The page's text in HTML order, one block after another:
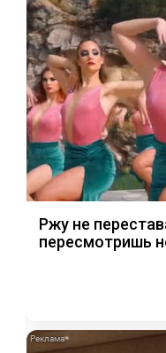
Ржу не
пересмотришь